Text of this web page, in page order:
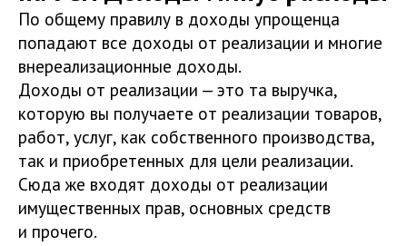
По общему правилу в доходы упрощенца
попадают все доходы от реализации и многие
внереализационные доходы.
Доходы от реализации — это та выручка,
которую вы получаете от реализации товаров,
работ, услуг, как собственного производства,
так и приобретенных для цели реализации.
Сюда же входят доходы от реализации
имущественных прав, основных средств
и прочего.